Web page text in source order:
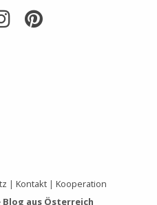
| Kontakt | Kooperation
aus Österreich